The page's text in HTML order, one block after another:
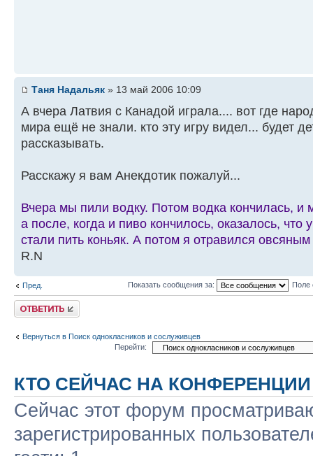
Таня Надальяк » 13 май 2006 10:09
А вчера Латвия с Канадой играла.... вот где
мира ещё не знали. кто эту игру видел... будет
рассказывать.
Расскажу я вам Анекдотик пожалуй...
Вчера мы пили водку. Потом водка кончилась,
а после, когда и пиво кончилось, оказалось, что
стали пить коньяк. А потом я отравился
R.N
Пред. Показать сообщения за: Поле
Ответить
Вернуться в Поиск однокласников и сослуживцев
Перейти:
КТО СЕЙЧАС НА КОНФЕРЕНЦИИ
Сейчас этот форум
зарегистрированных